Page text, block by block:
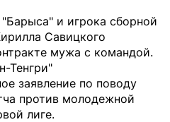
"Барыса" и игрока сборной
Савицкого
мужа с командой.
Тенгри"
заявление по поводу
против молодежной
лиге.